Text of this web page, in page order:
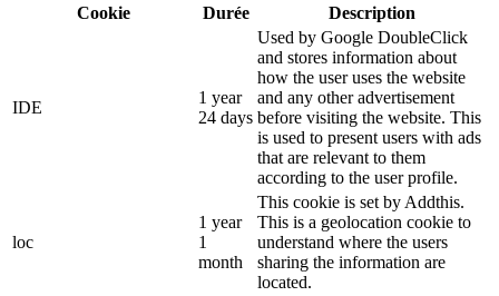
Cookie
Durée Description
IDE
1 year
24 days
Used by Google DoubleClick
and stores information about
how the user uses the website
and any other advertisement
before visiting the website. This
is used to present users with ads
that are relevant to them
according to the user profile.
loc
1 year
1
month
This cookie is set by Addthis.
This is a geolocation cookie to
understand where the users
sharing the information are
located.